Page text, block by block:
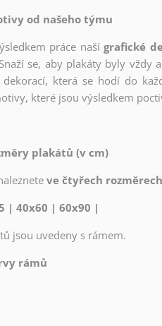
od našeho týmu
práce naší grafické
se, aby plakáty byly vždy
dekorací, která se hodí do
které jsou výsledkem
plakátů (v cm)
ve čtyřech rozměrech
| 40x60 | 60x90 |
jsou uvedeny s rámem.
rámů